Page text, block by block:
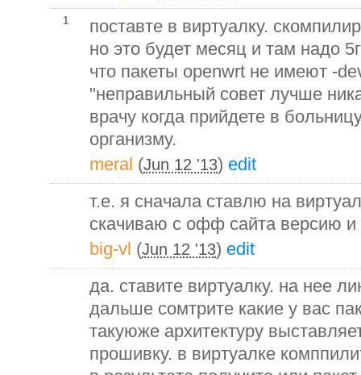
1
поставте в виртуалку.
но это будет месяц и там надо
что пакеты openwrt не имеют -
"неправильный совет лучше
врачу когда прийдете в
организму.
meral (Jun 12 '13) edit
т.е. я сначала ставлю на
скачиваю с офф сайта версию
big-vl (Jun 12 '13) edit
да. ставите виртуалку. на нее
дальше сомтрите какие у вас
такуюже архитектуру
прошивку. в виртуалке